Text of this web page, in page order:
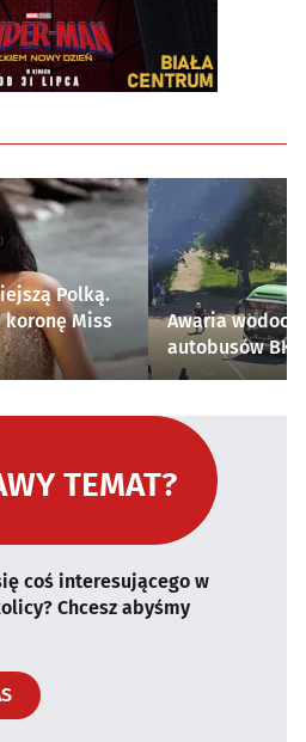
Polką.
koronę Miss
Awaria
autobusów
TEMAT?
coś interesującego w
Chcesz abyśmy